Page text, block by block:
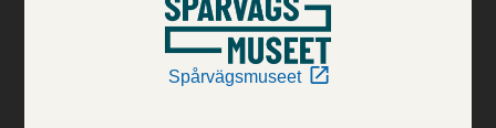
Spårvägsmuseet